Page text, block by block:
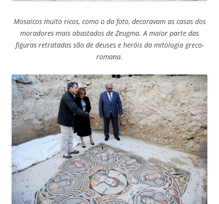
Mosaicos muito ricos, como o da foto, decoravam as casas dos
moradores mais abastados de Zeugma. A maior parte das
figuras retratadas são de deuses e heróis da mitologia greco-
romana.